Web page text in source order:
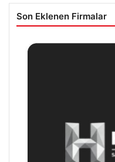
Son Eklenen Firmalar